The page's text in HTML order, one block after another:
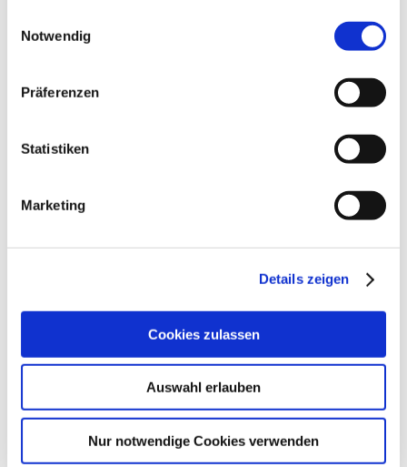
Notwendig
Präferenzen
Statistiken
Marketing
Details zeigen
Cookies zulassen
Auswahl erlauben
Nur notwendige Cookies verwenden